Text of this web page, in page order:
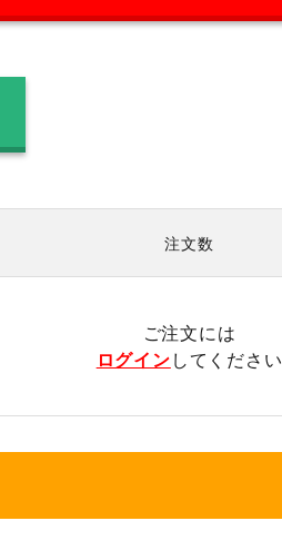
注文数
ご注文には
ログインしてください